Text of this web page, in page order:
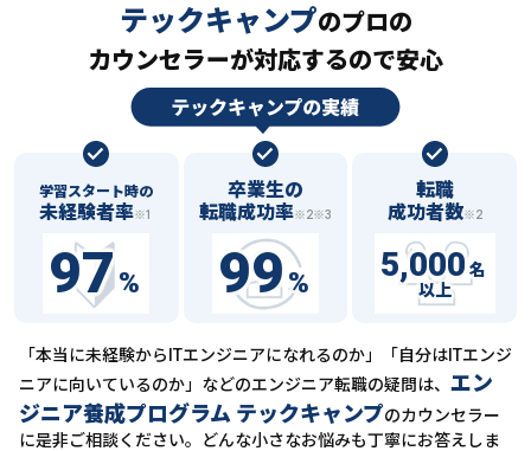
テックキャンプのプロの
カウンセラーが対応するので安心
学習スタート時の
未経験者率※1
97%
卒業生の
転職成功率※2※3
99%
転職
成功者数※2
5,000 名
以上
「本当に未経験からITエンジニアになれるのか」「自分はITエンジ
ニアに向いているのか」などのエンジニア転職の疑問は、 エン
ジニア養成プログラム テックキャンプのカウンセラー
に是非ご相談ください。どんな小さなお悩みも丁寧にお答えしま